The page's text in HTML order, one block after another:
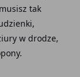
tak
w drodze,